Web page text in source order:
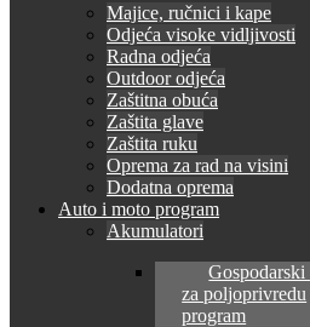
Majice, ručnici i kape
Odjeća visoke vidljivosti
Radna odjeća
Outdoor odjeća
Zaštitna obuća
Zaštita glave
Zaštita ruku
Oprema za rad na visini
Dodatna oprema
Auto i moto program
Akumulatori
Gospodarski
za poljoprivredu
program